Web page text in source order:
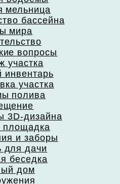
мельница
бассейна
мира
вопросы
участка
участка
полива
3D-дизайна
площадка
и заборы
для дачи
беседка
дом